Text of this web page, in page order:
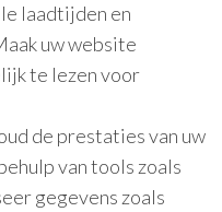
laadtijden en
uw website
te lezen voor
de prestaties van uw
van tools zoals
gegevens zoals